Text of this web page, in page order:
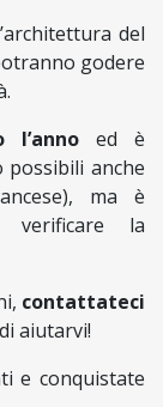
del
godere
ed è
possibili anche
ma è
verificare la
contattateci
aiutarvi!
e conquistate